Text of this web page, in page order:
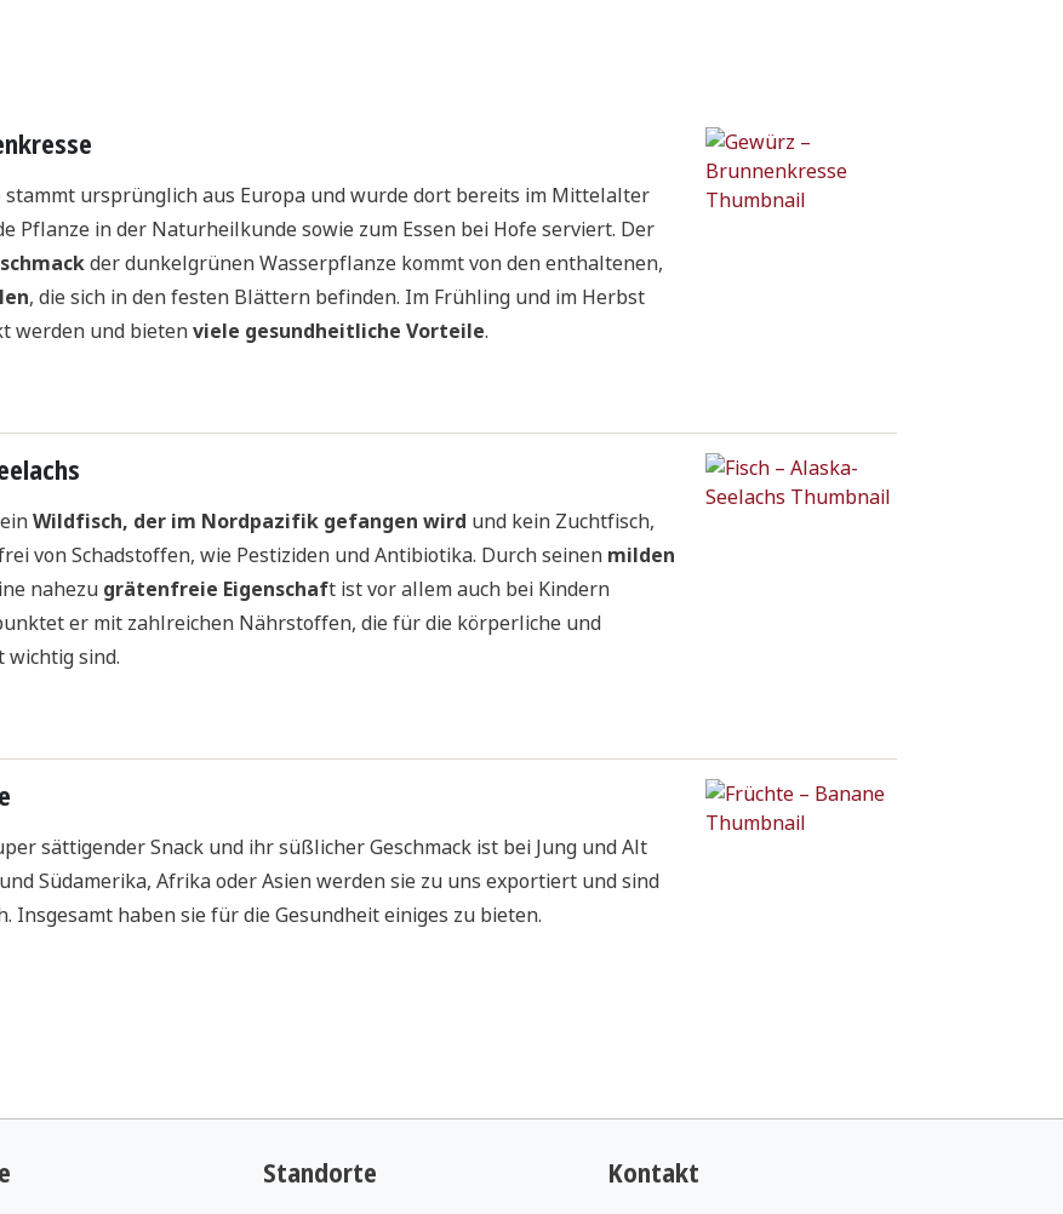
ursprünglich aus Europa und wurde dort bereits im Mittelalter
Pflanze in der Naturheilkunde sowie zum Essen bei Hofe serviert. Der
der dunkelgrünen Wasserpflanze kommt von den enthaltenen,
, die sich in den festen Blättern befinden. Im Frühling und im Herbst
werden und bietenviele gesundheitliche Vorteile.
einWildfisch, der im Nordpazifik gefangen wird und kein Zuchtfisch,
von Schadstoffen, wie Pestiziden und Antibiotika. Durch seinen milden
nahezu grätenfreie Eigenschaft ist vor allem auch bei Kindern
er mit zahlreichen Nährstoffen, die für die körperliche und
wichtig sind.
sättigender Snack und ihr süßlicher Geschmack ist bei Jung und Alt
Südamerika, Afrika oder Asien werden sie zu uns exportiert und sind
Insgesamt haben sie für die Gesundheit einiges zu bieten.
Pflanze in der Naturheilkunde sowie zum Essen bei Hofe serviert. Der
der dunkelgrünen Wasserpflanze kommt von den enthaltenen,
, die sich in den festen Blättern befinden. Im Frühling und im Herbst
Standorte Kontakt